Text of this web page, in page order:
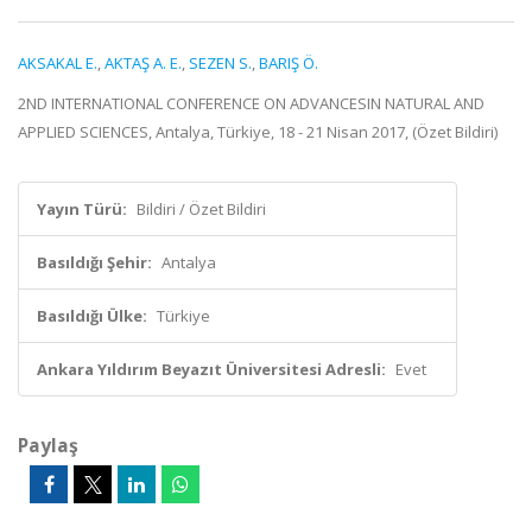
AKSAKAL E.,AKTAŞ A. E., SEZEN S.,BARIŞ Ö.
2ND INTERNATIONAL CONFERENCE ON ADVANCESIN NATURAL AND
APPLIED SCIENCES, Antalya, Türkiye, 18 - 21 Nisan 2017, (Özet Bildiri)
Yayın Türü: Bildiri / Özet Bildiri
Basıldığı Şehir: Antalya
Basıldığı Ülke: Türkiye
Ankara Yıldırım Beyazıt Üniversitesi Adresli: Evet
Paylaş